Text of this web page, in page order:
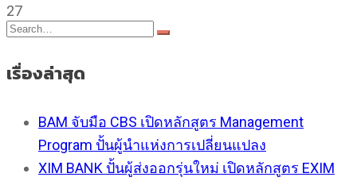
27
เรื่องล่าสุด
BAM จับมือ CBS เปิดหลักสูตร Management
Program ปั้นผู้นำแห่งการเปลี่ยนแปลง
XIM BANK ปั้นผู้ส่งออกรุ่นใหม่ เปิดหลักสูตร EXIM